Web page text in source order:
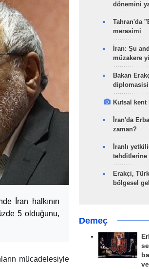
İran halkının
5 olduğunu,
mücadelesiyle
dönemini
Tahran'da
merasimi
İran: Şu
müzakere
Bakan
Kutsal
İran'da
zaman?
İranlı
tehditlerine
Erakçi,
bölgesel
Demeç